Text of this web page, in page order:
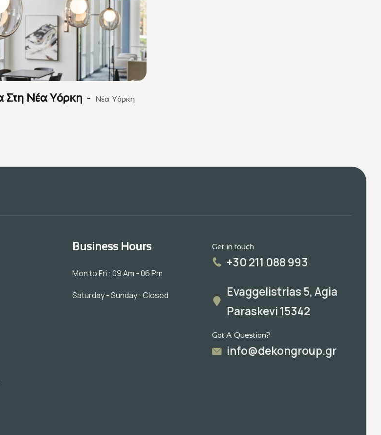
Στη Νέα Υόρκη Νέα Υόρκη
Business Hours
Mon to Fri : 09 Am - 06 Pm
Saturday - Sunday : Closed
Get in touch
+30 211 088 993
Evaggelistrias 5, Agia
Paraskevi 15342
Got A Question?
info@dekongroup.gr